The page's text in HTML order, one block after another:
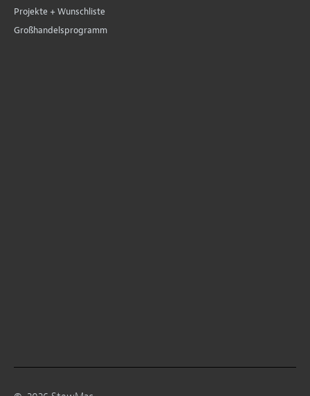
Projekte + Wunschliste
Großhandelsprogramm